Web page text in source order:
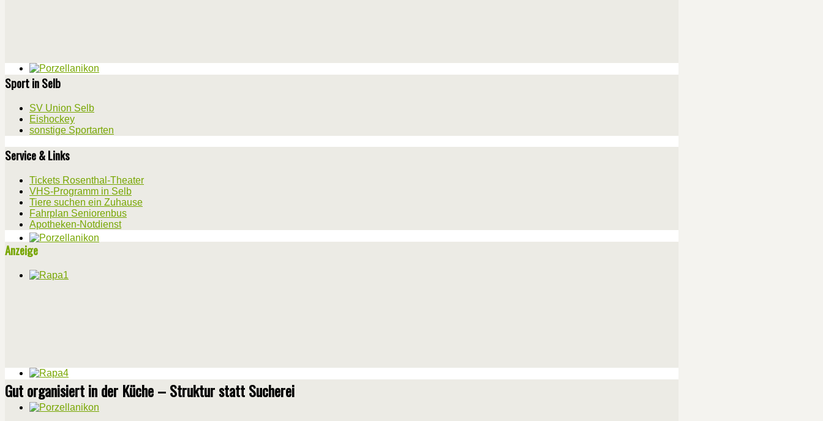
Sport in Selb
SV Union Selb
Eishockey
sonstige Sportarten
Service & Links
Tickets Rosenthal-Theater
VHS-Programm in Selb
Tiere suchen ein Zuhause
Fahrplan Seniorenbus
Apotheken-Notdienst
Anzeige
Gut organisiert in der Küche – Struktur statt Sucherei